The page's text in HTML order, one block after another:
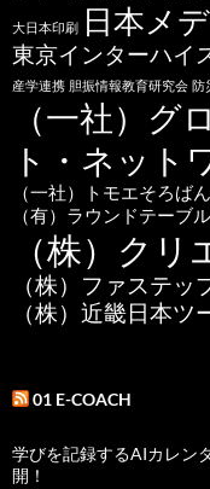
大日本印刷 日本メ
東京インターハイ
産学連携 胆振情報教育研究会 防
（一社）グ
ト・ネット
（一社）トモエそろば
（有）ラウンドテーブ
（株）ク
（株）ファステッ
（株）近畿日本ツ
01 E-COACH
学びを記録するAIカレン
開！